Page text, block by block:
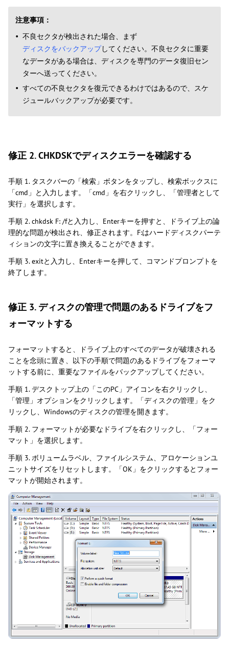
注意事項：
不良セクタが検出された場合、まず
ディスクをバックアップしてください。不良セクタに重要
なデータがある場合は、ディスクを専門のデータ復旧セン
ターへ送ってください。
すべての不良セクタを復元できるわけではあるので、スケ
ジュールバックアップが必要です。
修正 2. CHKDSKでディスクエラーを確認する
手順 1. タスクバーの「検索」ボタンをタップし、検索ボックスに
「cmd」と入力します。「cmd」を右クリックし、「管理者として
実行」を選択します。
手順 2. chkdsk F: /fと入力し、Enterキーを押すと、ドライブ上の論
理的な問題が検出され、修正されます。F:はハードディスクパーテ
ィションの文字に置き換えることができます。
手順 3. exitと入力し、Enterキーを押して、コマンドプロンプトを
終了します。
修正 3. ディスクの管理で問題のあるドライブをフ
ォーマットする
フォーマットすると、ドライブ上のすべてのデータが破壊される
ことを念頭に置き、以下の手順で問題のあるドライブをフォーマ
ットする前に、重要なファイルをバックアップしてください。
手順 1. デスクトップ上の「このPC」アイコンを右クリックし、
「管理」オプションをクリックします。「ディスクの管理」をク
リックし、Windowsのディスクの管理を開きます。
手順 2. フォーマットが必要なドライブを右クリックし、「フォー
マット」を選択します。
手順 3. ボリュームラベル、ファイルシステム、アロケーションユ
ニットサイズをリセットします。「OK」をクリックするとフォー
マットが開始されます。